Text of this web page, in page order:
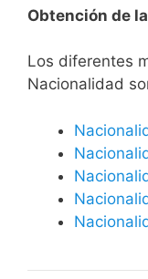
Obtención de
​​​Los diferentes
Nacionalidad